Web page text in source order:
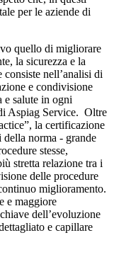
per le aziende di
quello di migliorare
la sicurezza e la
nell’analisi di
e condivisione
e salute in ogni
Aspiag Service. Oltre
la certificazione
norma - grande
stesse,
stretta relazione tra i
delle procedure
miglioramento.
e maggiore
dell’evoluzione
e capillare